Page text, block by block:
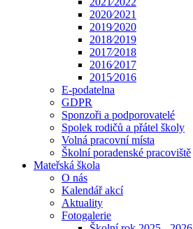
2020⁄2021
2019⁄2020
2018⁄2019
2017⁄2018
2016⁄2017
2015⁄2016
E-podatelna
GDPR
Sponzoři a podporovatelé
Spolek rodičů a přátel školy
Volná pracovní místa
Školní poradenské pracoviště
Mateřská škola
O nás
Kalendář akcí
Aktuality
Fotogalerie